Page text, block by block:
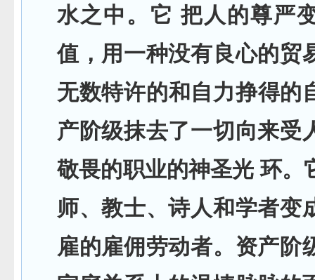
水之中。它 把人的尊严
值，用一种没有良心的贸
无数特许的和自力挣得
产阶级抹去了一切向来受
敬畏的职业的神圣光 环。
师、教士、诗人和学者变
雇的雇佣劳动者。资产阶